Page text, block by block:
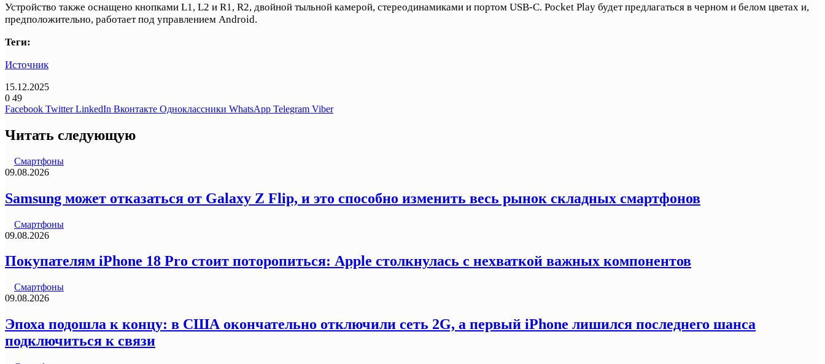
Устройство также оснащено кнопками L1, L2 и R1, R2, двойной тыльной камерой, стереодинамиками и портом USB-C. Pocket Play будет предлагаться в черном и белом цветах и,
предположительно, работает под управлением Android.
Теги:
Источник
15.12.2025
0 49
Facebook Twitter LinkedIn Вконтакте Одноклассники WhatsApp Telegram Viber
Читать следующую
Смартфоны
09.08.2026
Samsung может отказаться от Galaxy Z Flip, и это способно изменить весь рынок складных смартфонов
Смартфоны
09.08.2026
Покупателям iPhone 18 Pro стоит поторопиться: Apple столкнулась с нехваткой важных компонентов
Смартфоны
09.08.2026
Эпоха подошла к концу: в США окончательно отключили сеть 2G, а первый iPhone лишился последнего шанса
подключиться к связи